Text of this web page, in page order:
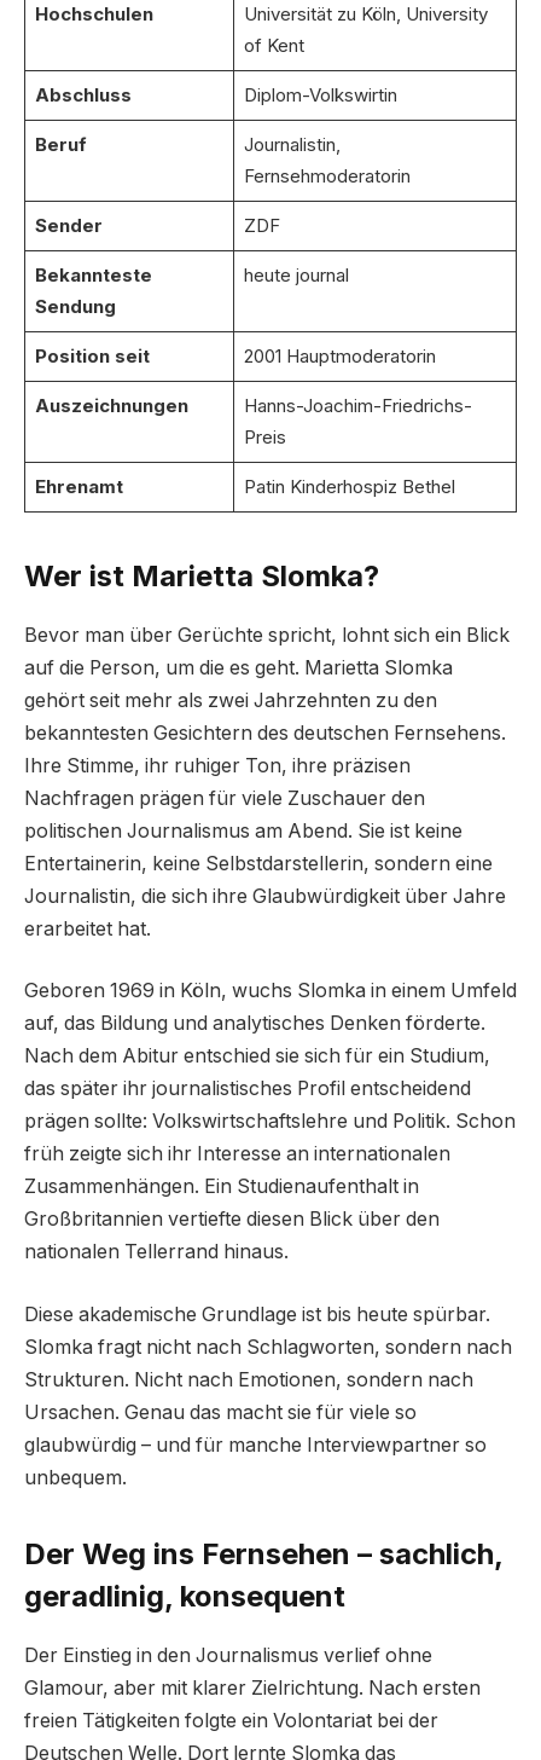
Hochschulen
Universität zu Köln, University
of Kent
Abschluss Diplom-Volkswirtin
Beruf
Journalistin,
Fernsehmoderatorin
Sender ZDF
Bekannteste
Sendung
heute journal
Position seit 2001 Hauptmoderatorin
Auszeichnungen
Hanns-Joachim-Friedrichs-
Preis
Ehrenamt Patin Kinderhospiz Bethel
Wer ist Marietta Slomka?
Bevor man über Gerüchte spricht, lohnt sich ein Blick
auf die Person, um die es geht. Marietta Slomka
gehört seit mehr als zwei Jahrzehnten zu den
bekanntesten Gesichtern des deutschen Fernsehens.
Ihre Stimme, ihr ruhiger Ton, ihre präzisen
Nachfragen prägen für viele Zuschauer den
politischen Journalismus am Abend. Sie ist keine
Entertainerin, keine Selbstdarstellerin, sondern eine
Journalistin, die sich ihre Glaubwürdigkeit über Jahre
erarbeitet hat.
Geboren 1969 in Köln, wuchs Slomka in einem Umfeld
auf, das Bildung und analytisches Denken förderte.
Nach dem Abitur entschied sie sich für ein Studium,
das später ihr journalistisches Profil entscheidend
prägen sollte: Volkswirtschaftslehre und Politik. Schon
früh zeigte sich ihr Interesse an internationalen
Zusammenhängen. Ein Studienaufenthalt in
Großbritannien vertiefte diesen Blick über den
nationalen Tellerrand hinaus.
Diese akademische Grundlage ist bis heute spürbar.
Slomka fragt nicht nach Schlagworten, sondern nach
Strukturen. Nicht nach Emotionen, sondern nach
Ursachen. Genau das macht sie für viele so
glaubwürdig – und für manche Interviewpartner so
unbequem.
Der Weg ins Fernsehen – sachlich,
geradlinig, konsequent
Der Einstieg in den Journalismus verlief ohne
Glamour, aber mit klarer Zielrichtung. Nach ersten
freien Tätigkeiten folgte ein Volontariat bei der
Deutschen Welle. Dort lernte Slomka das